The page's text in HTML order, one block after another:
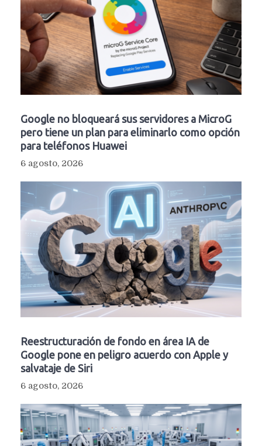
Google no bloqueará sus servidores a MicroG
pero tiene un plan para eliminarlo como opción
para teléfonos Huawei
6 agosto, 2026
Reestructuración de fondo en área IA de
Google pone en peligro acuerdo con Apple y
salvataje de Siri
6 agosto, 2026